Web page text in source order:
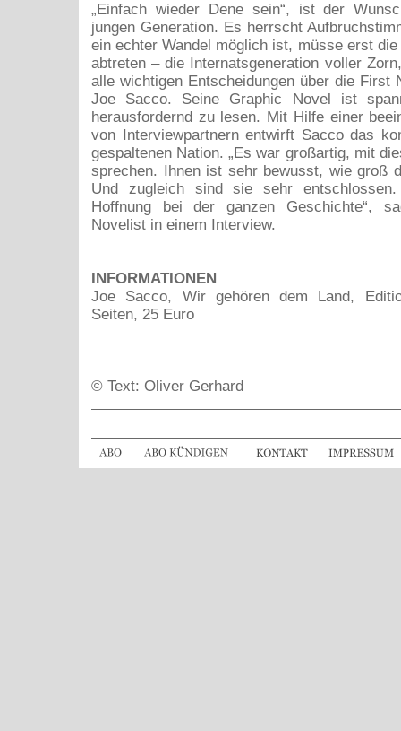
„Einfach wieder Dene sein“, ist der
jungen Generation. Es herrscht
ein echter Wandel möglich ist, müsse erst
abtreten – die Internatsgeneration voller
alle wichtigen Entscheidungen über die First
Joe Sacco. Seine Graphic Novel ist
herausfordernd zu lesen. Mit Hilfe einer
von Interviewpartnern entwirft Sacco das
gespaltenen Nation. „Es war großartig, mit
sprechen. Ihnen ist sehr bewusst, wie groß
Und zugleich sind sie sehr
Hoffnung bei der ganzen Geschichte“,
Novelist in einem Interview.
INFORMATIONEN
Joe Sacco, Wir gehören dem Land,
Seiten, 25 Euro
© Text: Oliver Gerhard